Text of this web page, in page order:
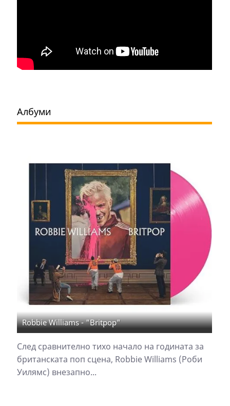
Албуми
Robbie Williams - "Britpop"
След сравнително тихо начало на годината за
британската поп сцена, Robbie Williams (Роби
Уилямс) внезапно...